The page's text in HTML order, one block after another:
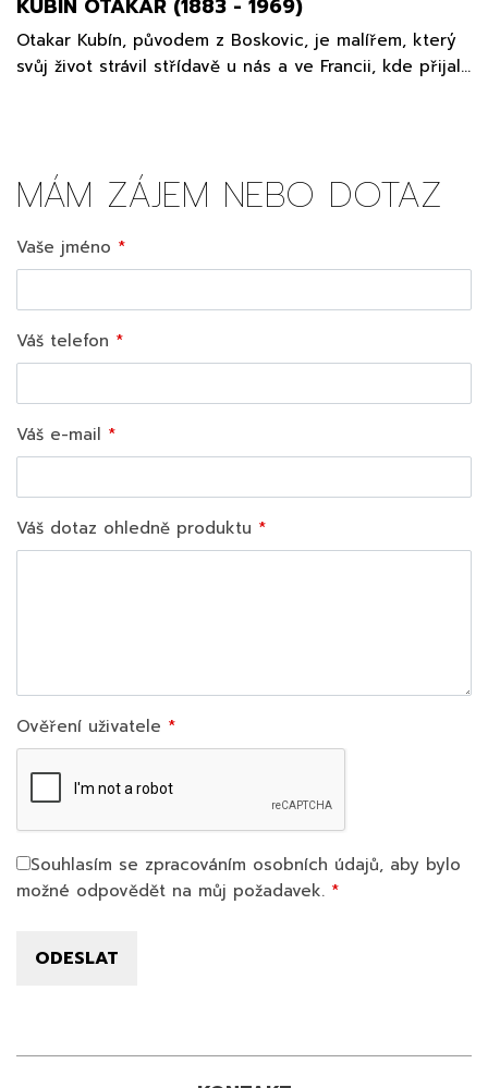
KUBÍN OTAKAR (1883 - 1969)
Otakar Kubín, původem z Boskovic, je malířem, který
svůj život strávil střídavě u nás a ve Francii, kde přijal…
MÁM ZÁJEM NEBO DOTAZ
Vaše jméno
Váš telefon
Váš e-mail
Váš dotaz ohledně produktu
Ověření uživatele
Souhlasím se zpracováním osobních údajů, aby bylo
možné odpovědět na můj požadavek.